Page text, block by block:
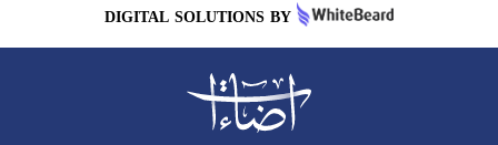
DIGITAL SOLUTIONS BY